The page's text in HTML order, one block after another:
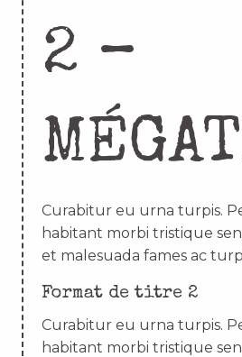
2 –
Curabitur eu urna turpis.
habitant morbi tristique
et malesuada fames ac
Format de titre 2
Curabitur eu urna turpis.
habitant morbi tristique